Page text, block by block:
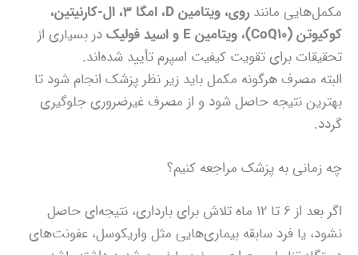
مکمل‌هایی مانند
روی، ویتامین D، امگا ۳، ال-کارنیتین،
کوکیوتن (CoQ10)، ویتامین E و اسید فولیک
در بسیاری از
تحقیقات برای تقویت کیفیت اسپرم تأیید شده‌اند.
البته مصرف هرگونه مکمل باید زیر نظر پزشک انجام شود تا
بهترین نتیجه حاصل شود و از مصرف غیرضروری جلوگیری
گردد.
چه زمانی به پزشک مراجعه کنیم؟
اگر بعد از ۶ تا ۱۲ ماه تلاش برای بارداری، نتیجه‌ای حاصل
نشود، یا فرد سابقه بیماری‌هایی مثل واریکوسل، عفونت‌های